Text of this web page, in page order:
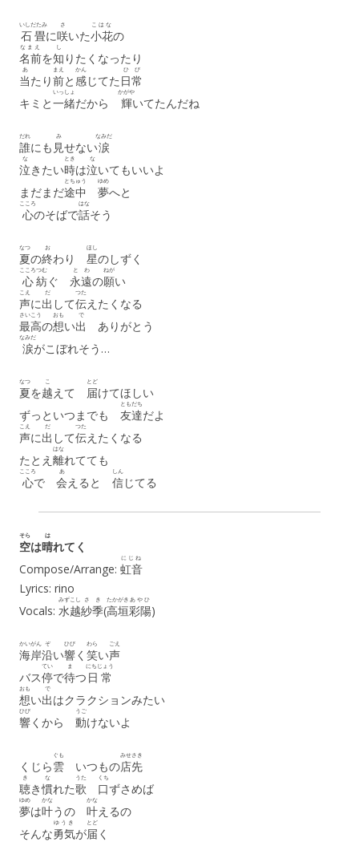
石畳
いしだたみ
に咲
さ
いた小花
こはな
の
名前
なまえ
を知
し
りたくなったり
当
あ
たり前
まえ
と 感
かん
じてた 日常
ひび
キミと一緒
いっしょ
だから 輝
かがや
いてたんだね
誰
だれ
にも 見
み
せない涙
なみだ
泣
な
きたい時
とき
は泣
な
いてもいいよ
まだまだ途中
とちゅう
夢
ゆめ
へと
心
こころ
のそばで話
はな
そう
夏
なつ
の終
お
わり 星
ほし
のしずく
心
こころ
紡
つむ
ぐ 永遠
とわ
の願
ねが
い
声
こえ
に出
だ
して伝
つた
えたくなる
最高
さいこう
の想
おも
い出
で
ありがとう
涙
なみだ
がこぼれそう…
夏
なつ
を越
こ
えて 届
とど
けてほしい
ずっといつまでも 友達
ともだち
だよ
声
こえ
に出
だ
して伝
つた
えたくなる
たとえ 離
はな
れてても
心
こころ
で 会
あ
えると 信
しん
じてる
空
そら
は晴
は
れてく
Compose/Arrange: 虹音
にじね
Lyrics: rino
Vocals: 水越
みずこし
紗季
さき
(高垣
たかがき
彩陽
あやひ
)
海岸
かいがん
沿
ぞ
い響
ひび
く 笑
わら
い声
ごえ
バス停
てい
で待
ま
つ 日常
にちじょう
想
おも
い出
で
はクラクションみたい
響
ひび
くから 動
うご
けないよ
くじら雲
ぐも
いつもの店先
みせさき
聴
き
き慣
な
れた歌
うた
口
くち
ずさめば
夢
ゆめ
は叶
かな
うの 叶
かな
えるの
そんな勇気
ゆうき
が届
とど
く